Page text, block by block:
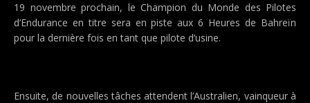
19 novembre prochain, le Champion du Monde des Pilotes
d’Endurance en titre sera en piste aux 6 Heures de Bahreïn
pour la dernière fois en tant que pilote d’usine.
Ensuite, de nouvelles tâches attendent l’Australien, vainqueur à